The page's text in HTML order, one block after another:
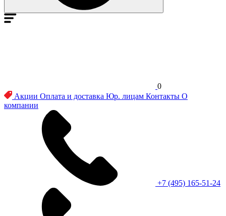
0
Акции Оплата и доставка Юр. лицам Контакты О
компании
+7 (495) 165-51-24